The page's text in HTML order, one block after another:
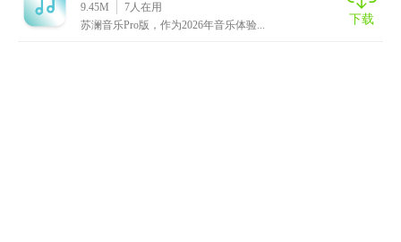
9.45M 7人在用
苏澜音乐Pro版，作为2026年音乐体验...
下载